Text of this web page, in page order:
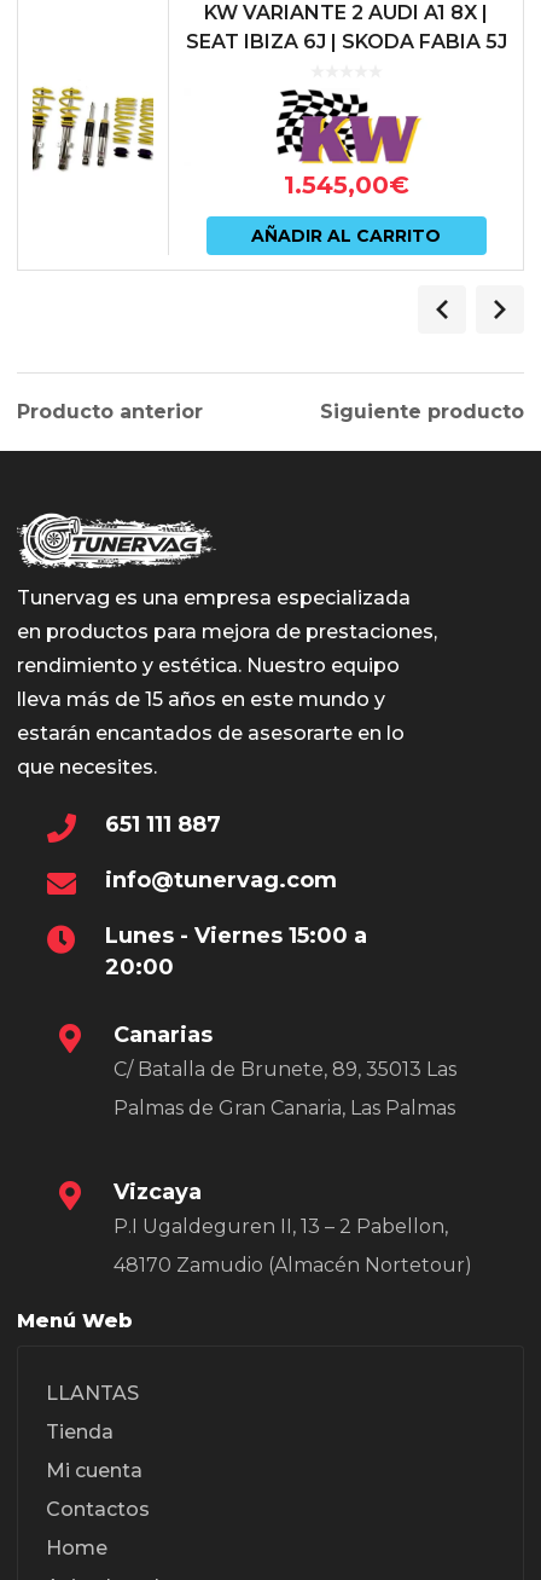
KW VARIANTE 2 AUDI A1 8X |
SEAT IBIZA 6J | SKODA FABIA 5J
1.545,00€
AÑADIR AL CARRITO
Producto anterior Siguiente producto
Tunervag es una empresa especializada
en productos para mejora de prestaciones,
rendimiento y estética. Nuestro equipo
lleva más de 15 años en este mundo y
estarán encantados de asesorarte en lo
que necesites.
651 111 887
info@tunervag.com
Lunes - Viernes 15:00 a
20:00
Canarias
C/ Batalla de Brunete, 89, 35013 Las
Palmas de Gran Canaria, Las Palmas
Vizcaya
P.I Ugaldeguren II, 13 – 2 Pabellon,
48170 Zamudio (Almacén Nortetour)
Menú Web
LLANTAS
Tienda
Mi cuenta
Contactos
Home